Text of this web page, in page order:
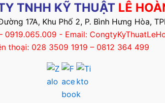
TNHH KỸ THUẬT LÊ
17A, Khu Phố 2, P. Bình Hưng Hòa,
- Email:
thoại: 028 3509 1919 – 0812 364 499